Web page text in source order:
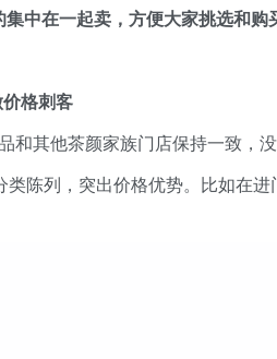
集中在一起卖，方便大家挑选和购
格刺客
其他茶颜家族门店保持一致，没
类陈列，突出价格优势。比如在